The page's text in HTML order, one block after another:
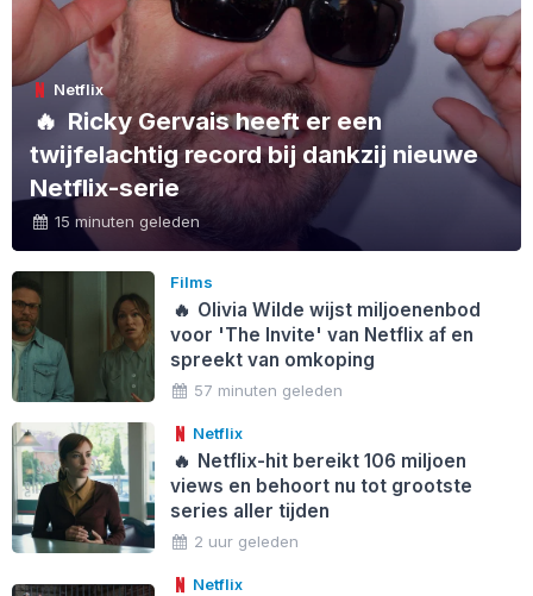
Netflix
🔥 Ricky Gervais heeft er een
twijfelachtig record bij dankzij nieuwe
Netflix-serie
15 minuten geleden
Films
🔥 Olivia Wilde wijst miljoenenbod
voor 'The Invite' van Netflix af en
spreekt van omkoping
57 minuten geleden
Netflix
🔥 Netflix-hit bereikt 106 miljoen
views en behoort nu tot grootste
series aller tijden
2 uur geleden
Netflix